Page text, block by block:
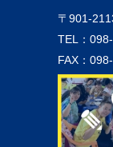
〒901-
TEL：
FAX：